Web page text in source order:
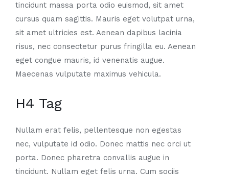
tincidunt massa porta odio euismod, sit amet
cursus quam sagittis. Mauris eget volutpat urna,
sit amet ultricies est. Aenean dapibus lacinia
risus, nec consectetur purus fringilla eu. Aenean
eget congue mauris, id venenatis augue.
Maecenas vulputate maximus vehicula.
H4 Tag
Nullam erat felis, pellentesque non egestas
nec, vulputate id odio. Donec mattis nec orci ut
porta. Donec pharetra convallis augue in
tincidunt. Nullam eget felis urna. Cum sociis